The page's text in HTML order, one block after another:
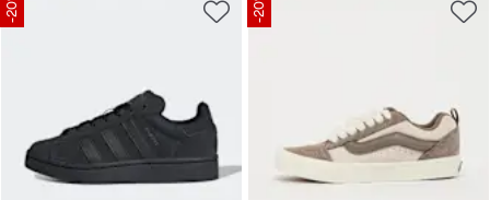
-20% -20%